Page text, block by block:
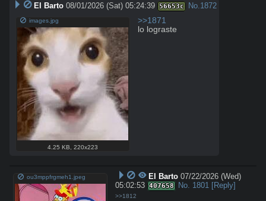
El Barto 08/01/2026 (Sat) 05:24:39 56653c No. 1872
images.jpg
4.25 KB ,220x223
>>1871
lo lograste
ou3mppfrgmeh1.jpeg El Barto 07/22/2026 (Wed)
05:02:53 407658 No. 1801 [Reply]
>>1812